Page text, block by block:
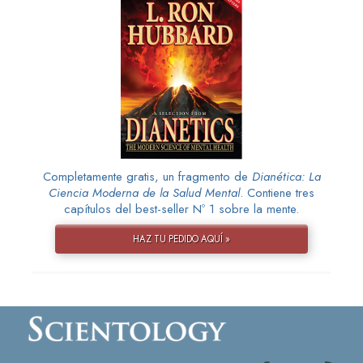
Completamente gratis, un fragmento de Dianética: La
Ciencia Moderna de la Salud Mental. Contiene tres
capítulos del best-seller Nº 1 sobre la mente.
HAZ TU PEDIDO AQUÍ »